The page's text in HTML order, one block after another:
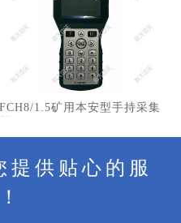
FCH8/1.5矿用本安型手持采集
提供贴心的服